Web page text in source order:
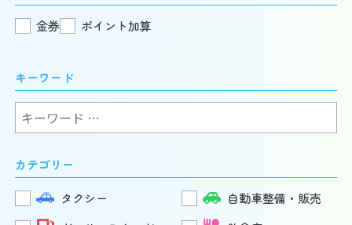
金券 ポイント加算
キーワード
索:
カテゴリー
タクシー
自動車整備・販売